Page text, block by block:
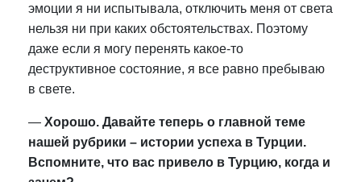
эмоции я ни испытывала, отключить меня от света
нельзя ни при каких обстоятельствах. Поэтому
даже если я могу перенять какое-то
деструктивное состояние, я все равно пребываю
в свете.
— Хорошо. Давайте теперь о главной теме
нашей рубрики – истории успеха в Турции.
Вспомните, что вас привело в Турцию, когда и